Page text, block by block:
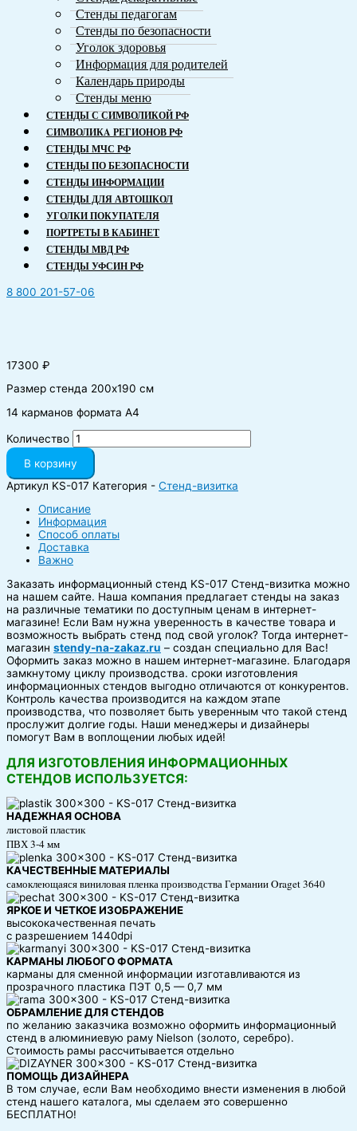
Стенды педагогам
Стенды по безопасности
Уголок здоровья
Информация для родителей
Календарь природы
Стенды меню
СТЕНДЫ С СИМВОЛИКОЙ РФ
СИМВОЛИКA РЕГИОНОВ РФ
СТЕНДЫ МЧС РФ
СТЕНДЫ ПО БЕЗОПАСНОСТИ
СТЕНДЫ ИНФОРМАЦИИ
СТЕНДЫ ДЛЯ АВТОШКОЛ
УГОЛКИ ПОКУПАТЕЛЯ
ПОРТРЕТЫ В КАБИНЕТ
СТЕНДЫ МВД РФ
СТЕНДЫ УФСИН РФ
8 800 201-57-06
17300 ₽
Размер стенда 200х190 см
14 карманов формата А4
Количество
В корзину
Артикул KS-017 Категория - Стенд-визитка
Описание
Информация
Способ оплаты
Доставка
Важно
Заказать информационный стенд KS-017 Стенд-визитка можно
на нашем сайте. Наша компания предлагает стенды на заказ
на различные тематики по доступным ценам в интернет-
магазине! Если Вам нужна уверенность в качестве товара и
возможность выбрать стенд под свой уголок? Тогда интернет-
магазин stendy-na-zakaz.ru – создан специально для Вас!
Оформить заказ можно в нашем интернет-магазине. Благодаря
замкнутому циклу производства. сроки изготовления
информационных стендов выгодно отличаются от конкурентов.
Контроль качества производится на каждом этапе
производства, что позволяет быть уверенным что такой стенд
прослужит долгие годы. Наши менеджеры и дизайнеры
помогут Вам в воплощении любых идей!
ДЛЯ ИЗГОТОВЛЕНИЯ ИНФОРМАЦИОННЫХ
СТЕНДОВ ИСПОЛЬЗУЕТСЯ:
НАДЕЖНАЯ ОСНОВА
листовой пластик
ПВХ 3-4 мм
КАЧЕСТВЕННЫЕ МАТЕРИАЛЫ
самоклеющаяся виниловая пленка производства Германии Oraget 3640
ЯРКОЕ И ЧЕТКОЕ ИЗОБРАЖЕНИЕ
высококачественная печать
с разрешением 1440dpi
КАРМАНЫ ЛЮБОГО ФОРМАТА
карманы для сменной информации изготавливаются из
прозрачного пластика ПЭТ 0,5 — 0,7 мм
ОБРАМЛЕНИЕ ДЛЯ СТЕНДОВ
по желанию заказчика возможно оформить информационный
стенд в алюминиевую раму Nielson (золото, серебро).
Стоимость рамы рассчитывается отдельно
ПОМОЩЬ ДИЗАЙНЕРА
В том случае, если Вам необходимо внести изменения в любой
стенд нашего каталога, мы сделаем это совершенно
БЕСПЛАТНО!